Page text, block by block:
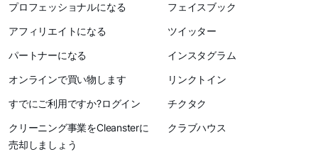
プロフェッショナルになる
アフィリエイトになる
パートナーになる
オンラインで買い物します
すでにご利用ですか?ログイン
クリーニング事業をCleansterに
売却しましょう
フェイスブック
ツイッター
インスタグラム
リンクトイン
チクタク
クラブハウス